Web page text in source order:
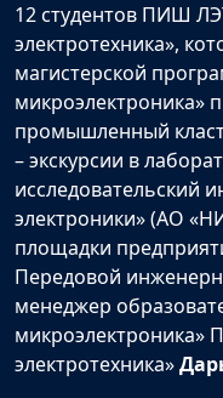
12 студентов ПИШ
электротехника»,
магистерской
микроэлектроника»
промышленный
– экскурсии в
исследовательский
электроники» (АО
площадки
Передовой
менеджер
микроэлектроника»
электротехника»